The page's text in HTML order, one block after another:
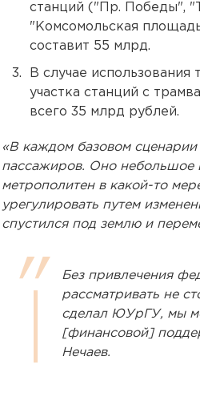
станций ("Пр. Победы",
"Комсомольская
составит 55 млрд.
В случае использования
участка станций с
всего 35 млрд рублей.
«В каждом базовом
пассажиров. Оно небольшое
метрополитен в какой-то
урегулировать путем
спустился под землю и
Без привлечения
рассматривать не
сделал ЮУрГУ, мы
[финансовой]
Нечаев.